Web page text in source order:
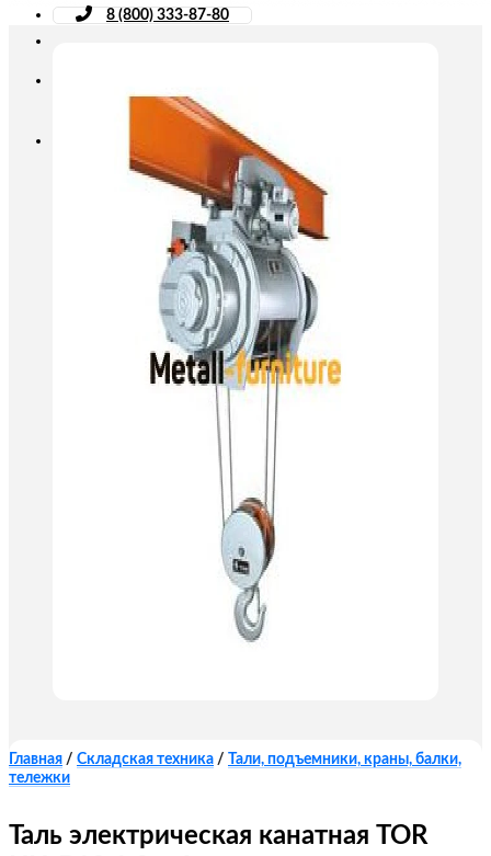
8 (800) 333-87-80
Главная / Складская техника /
Тали, подъемники, краны, балки,
тележки
Таль электрическая канатная TOR